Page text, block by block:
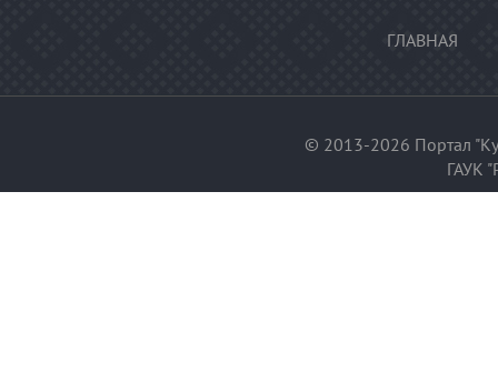
ГЛАВНАЯ
© 2013-2026 Портал
ГАУК